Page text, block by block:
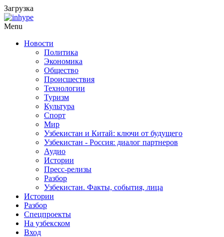
Загрузка
Menu
Новости
Политика
Экономика
Общество
Происшествия
Технологии
Туризм
Культура
Спорт
Мир
Узбекистан и Китай: ключи от будущего
Узбекистан - Россия: диалог партнеров
Аудио
Истории
Пресс-релизы
Разбор
Узбекистан. Факты, события, лица
Истории
Разбор
Спецпроекты
На узбекском
Вход